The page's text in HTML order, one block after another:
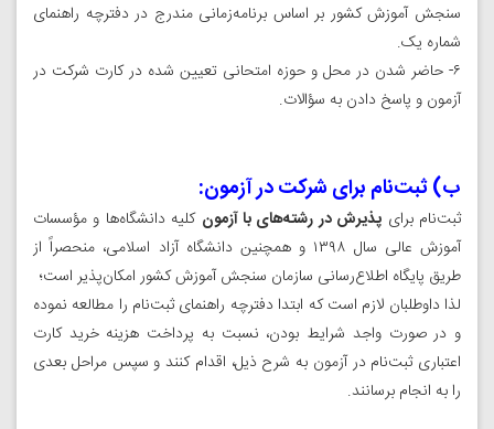
سنجش آموزش کشور‌ بر اساس برنامه‌زمانی مندرج در دفترچه راهنمای
شماره یک.
۶- حاضر شدن در محل‌ و حوزه امتحانی تعیین‌ شده در کارت شرکت در
آزمون‌ و پاسخ دادن به سؤالات.
ب) ثبت‌نام‌ برای‌ شرکت‌ در آزمون:‌
ثبت‌نام برای پذیرش در رشته‌های با آزمون کلیه دانشگاه‌ها و مؤسسات
آموزش عالی سال ۱۳۹۸ و همچنین دانشگاه آزاد اسلامی، منحصراً از
طریق پایگاه اطلاع‌رسانی سازمان سنجش آموزش کشور امکان‌پذیر است؛
لذا داوطلبان لازم است که ابتدا دفترچه راهنمای ثبت‌نام را مطالعه نموده
و در صورت واجد شرایط بودن، نسبت به پرداخت هزینه خرید کارت
اعتباری ثبت‌نام در آزمون به شرح ذیل، اقدام کنند و سپس مراحل بعدی
را به انجام برسانند.